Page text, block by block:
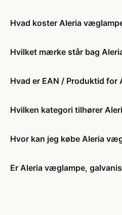
Hvad koster Aleria
Hvilket mærke står bag
Hvad er EAN / Produktid
Hvilken kategori tilhører
Hvor kan jeg købe Aleria
Er Aleria væglampe,